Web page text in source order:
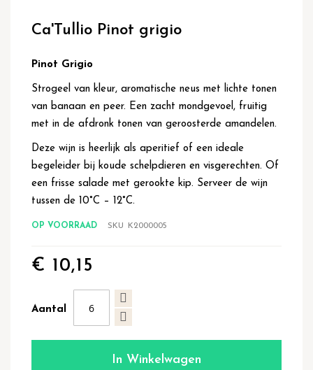
het
van
afbeeldingen-
gallerij
Ca'Tullio Pinot grigio
Pinot Grigio
Strogeel van kleur, aromatische neus met lichte tonen
van banaan en peer. Een zacht mondgevoel, fruitig
met in de afdronk tonen van geroosterde amandelen.
Deze wijn is heerlijk als aperitief of een ideale
begeleider bij koude schelpdieren en visgerechten. Of
een frisse salade met gerookte kip. Serveer de wijn
tussen de 10°C – 12°C.
OP VOORRAAD SKU K2000005
€ 10,15
Aantal
In Winkelwagen